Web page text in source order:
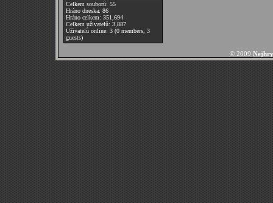
Celkem souborů: 55
Hráno dneska: 86
Hráno celkem: 351,694
Celkem uživatelů: 3,887
Uživatelů online: 3 (0 members, 3
guests)
© 2009